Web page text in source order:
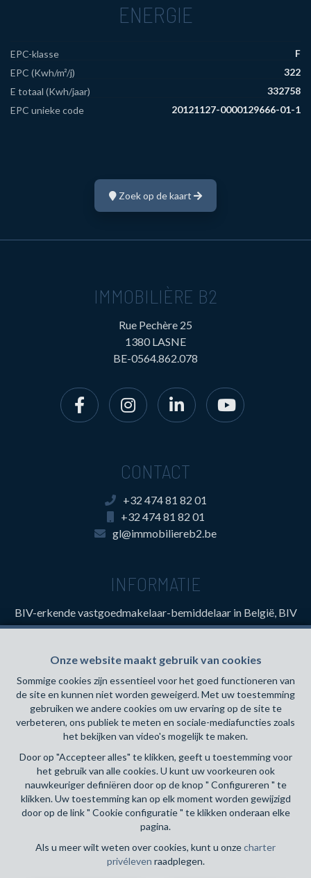
ENERGIE
EPC-klasse
F
EPC (Kwh/m²/j)
322
E totaal (Kwh/jaar)
332758
EPC unieke code
20121127-0000129666-01-1
Zoek op de kaart
Onze website maakt gebruik van cookies
Sommige cookies zijn essentieel voor het goed functioneren van
de site en kunnen niet worden geweigerd. Met uw toestemming
gebruiken we andere cookies om uw ervaring op de site te
verbeteren, ons publiek te meten en sociale-mediafuncties zoals
het bekijken van video's mogelijk te maken.
Door op "Accepteer alles" te klikken, geeft u toestemming voor
het gebruik van alle cookies. U kunt uw voorkeuren ook
nauwkeuriger definiëren door op de knop " Configureren " te
klikken. Uw toestemming kan op elk moment worden gewijzigd
door op de link " Cookie configuratie " te klikken onderaan elke
pagina.
Als u meer wilt weten over cookies, kunt u onzecharter
privéleven raadplegen.
IMMOBILIÈRE B2
Rue Pechère 25
1380 LASNE
BE-0564.862.078
CONTACT
+32 474 81 82 01
+32 474 81 82 01
gl@immobiliereb2.be
INFORMATIE
BIV-erkende vastgoedmakelaar-bemiddelaar in België, BIV
N° 505 641- Toezichthoudende Autoriteit : Beroepinstituut
Brussel (+32 2 505 38 50 - info@biv.be) -www.biv.be
Deontologische code
BA en borgstelling via NV AXA Belgium, Troonplein 1, 1000
Brussel (polisnr. 730.390.160) Dekking geldt voor
activiteiten die in België worden uitgevoerd
Algemene gebruiksvoorwaarden van de website
Charter privéleven
Cookie configuratie